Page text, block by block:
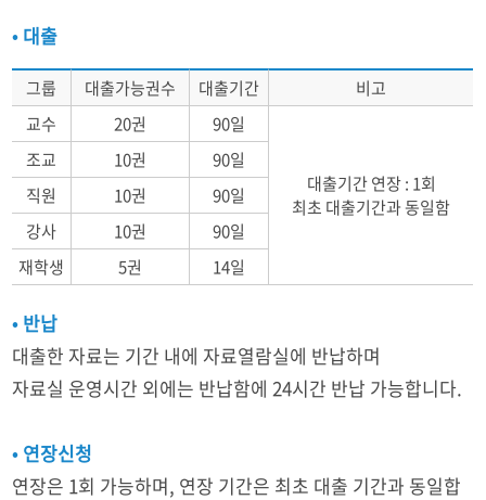
• 대출
그룹 대출가능권수 대출기간
비고
교수
20권 90일
대출기간 연장 : 1회
최초 대출기간과 동일함
조교 10권
90일
직원
10권
90일
강사
10권
90일
재학생
5권 14일
• 반납
대출한 자료는 기간 내에 자료열람실에 반납하며
자료실 운영시간 외에는 반납함에 24시간 반납 가능합니다.
• 연장신청
연장은 1회 가능하며, 연장 기간은 최초 대출 기간과 동일합